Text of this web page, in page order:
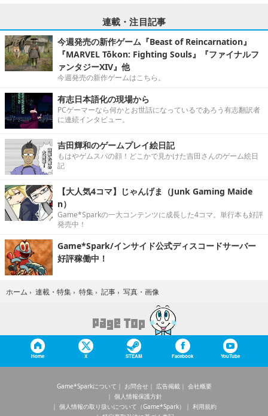
連載・注目記事
今週発売の新作ゲーム『Beast of Reincarnation』
『MARVEL Tōkon: Fighting Souls』『ファイナルフ
ァンタジーXIV』他
今週発売の新作ゲームはこちら。
有志日本語化の現場から
PCゲーマーなら何かとお世話になっているであろう有志翻訳者
に連続インタビュー。
吉田輝和のゲームプレイ絵日記
もはやゲムスパの顔！どこかで見かけた吉田さんのゲーム絵日
記
【大人気4コマ】じゃんげま（Junk Gaming Maide
n）
Game*Sparkの一大コンテンツに成長した4コマ。単行本も好評
発売中！
Game*Spark/インサイド公式ディスコードサーバー
好評稼働中！
ホーム › 連載・特集 › 特集 › 記事 › 写真・画像
Home X STEAM Facebook YouTube
Game*Sparkについて お問合せ 広告掲載
会社概要
個人情報保護方針
個人情報の取り扱いについて（Game*Spark）
利用規約